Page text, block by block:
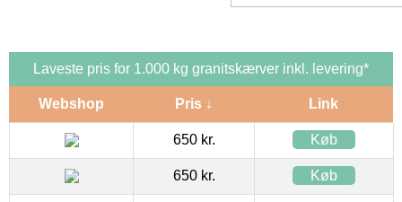
Laveste pris for 1.000 kg granitskærver inkl. levering*
Webshop Pris ↓ Link
650 kr. Køb
650 kr. Køb